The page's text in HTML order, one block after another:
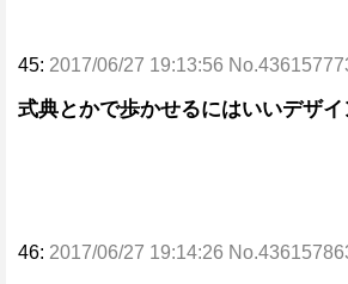
45: 2017/06/27 19:13:56
式典とかで歩かせるにはいいデザイ
46: 2017/06/27 19:14:26